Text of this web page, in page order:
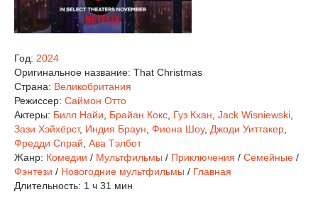
Год: 2024
Оригинальное название: That Christmas
Страна: Великобритания
Режиссер: Саймон Отто
Актеры: Билл Найи Брайан Кокс Гуз Кхан Jack Wisniewski
Зази Хэйхёрст, Индия Браун Фиона Шоу, Джоди Уиттакер
Фредди Спрай Ава Тэлбот
Жанр: Комедии / Мультфильмы / Приключения / Семейные /
Фэнтези / Новогодние мультфильмы / Главная
Длительность: 1 ч 31 мин